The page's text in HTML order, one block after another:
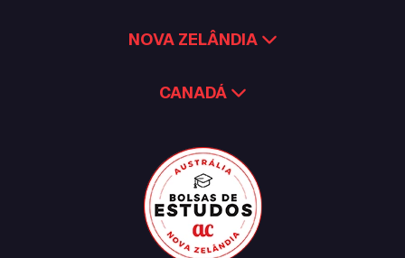
NOVA ZELÂNDIA
CANADÁ